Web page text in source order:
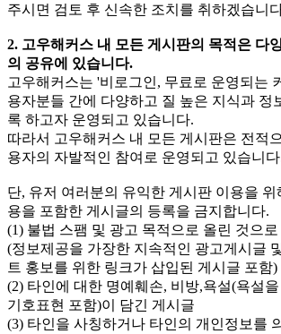
주시면 검토 후 신속한 조치를 취하겠습니
2. 고우해커스 내 모든 게시판의 목적은 다
의 공유에 있습니다.
고우해커스는 '비로그인, 무료로 운영되는
용자분들 간에 다양하고 질 높은 지식과 정
록 하고자 운영되고 있습니다.
따라서 고우해커스 내 모든 게시판은 전적
용자의 자발적인 참여로 운영되고 있습니
단, 유저 여러분의 유익한 게시판 이용을 위
용을 포함한 게시글의 등록을 금지합니다.
(1) 불법 스팸 및 광고 목적으로 올린 것으
(정보제공을 가장한 지속적인 광고게시글
트 홍보를 위한 링크가 삽입된 게시글 포함)
(2) 타인에 대한 명예훼손, 비방,욕설(욕설
기호표현 포함)이 담긴 게시글
(3) 타인을 사칭하거나 타인의 개인정보를